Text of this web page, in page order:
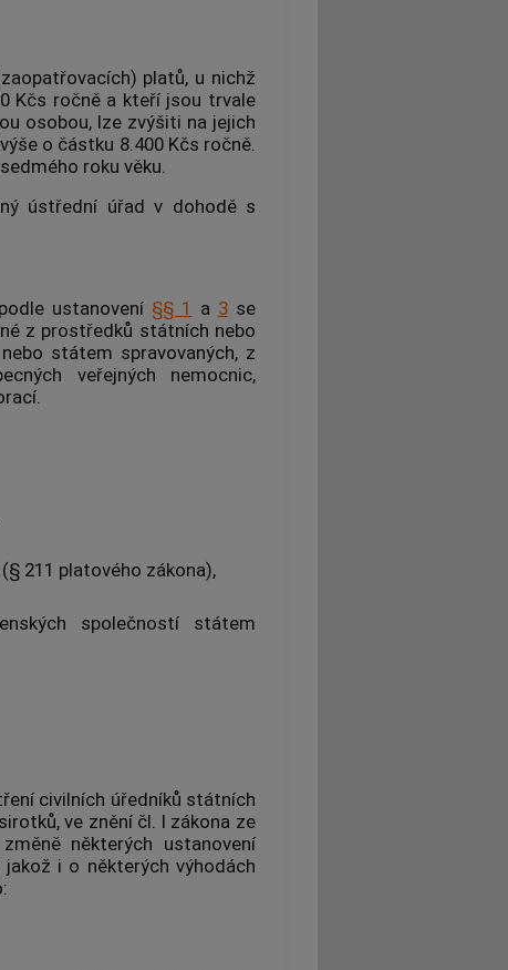
platů, u nichž
Kčs ročně a kteří jsou trvale
osobou, lze zvýšiti na jejich
o částku 8.400 Kčs ročně.
roku věku.
ústřední úřad v dohodě s
ustanovení §§ 1 a 3se
z prostředků státních nebo
státem spravovaných, z
veřejných nemocnic,
211 platového zákona),
společností státem
civilních úředníků státních
ve znění čl. I zákona ze
některých ustanovení
i o některých výhodách